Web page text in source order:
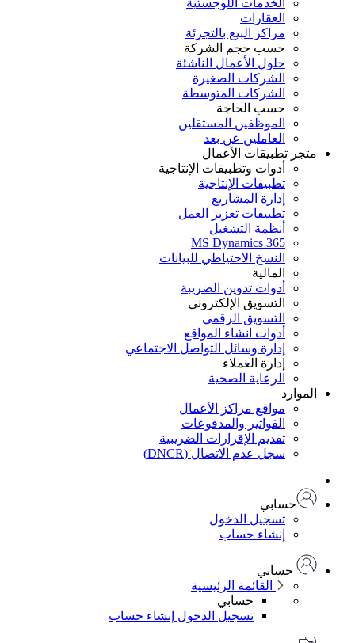
الخدمات اللوجستية
العقارات
مراكز البيع بالتجزئة
حسب حجم الشركة
حلول الأعمال الناشئة
الشركات الصغيرة
الشركات المتوسطة
حسب الحاجة
الموظفين المستقلين
العاملين عن بعد
تطبيقات الأعمال
أدوات وتطبيقات الإنتاجية
تطبيقات الإنتاجية
إدارة المشاريع
تطبيقات تعزيز العمل
أنظمة التشغيل
MS Dynamics 365
النسخ الاحتياطي للبيانات
المالية
أدوات تدوين الضريبة
التسويق الإلكتروني
التسويق الرقمي
أدوات انشاء المواقع
إدارة وسائل التواصل الاجتماعي
إدارة العملاء
الرعاية الصحية
مواقع مراكز الأعمال
الفواتير والمدفوعات
تقديم الإقرارات الضريبية
سجل عدم الاتصال (DNCR)
حسابي
تسجيل الدخول
إنشاء حساب
حسابي
القائمة الرئيسية
حسابي
تسجيل الدخول إنشاء حساب